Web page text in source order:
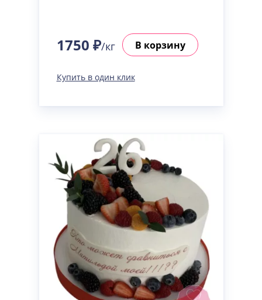
1750 ₽/кг В корзину
Купить в один клик